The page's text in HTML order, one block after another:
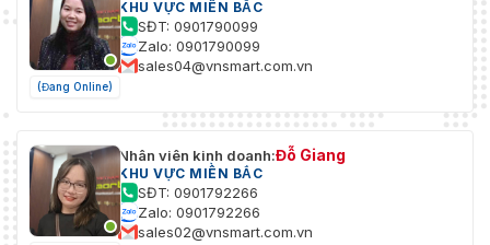
(Đang Online)
KHU VỰC MIỀN BẮC
SĐT: 0901790099
Zalo: 0901790099
sales04@vnsmart.com.vn
Nhân viên kinh doanh:Đỗ Giang
KHU VỰC MIỀN BẮC
SĐT: 0901792266
Zalo: 0901792266
sales02@vnsmart.com.vn